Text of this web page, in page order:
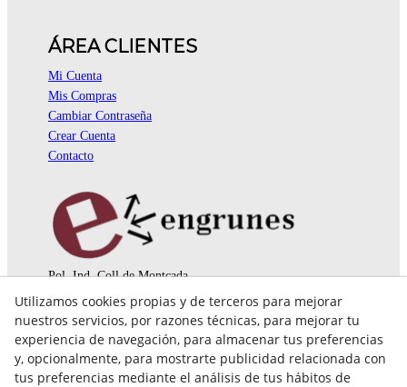
ÁREA CLIENTES
Mi Cuenta
Mis Compras
Cambiar Contraseña
Crear Cuenta
Contacto
Pol. Ind. Coll de Montcada
08110 Montcada i Reixac (Barcelona)
935 829 999
engrunes@engrunes.org
Utilizamos cookies propias y de terceros para mejorar
nuestros servicios, por razones técnicas, para mejorar tu
experiencia de navegación, para almacenar tus preferencias
y, opcionalmente, para mostrarte publicidad relacionada con
tus preferencias mediante el análisis de tus hábitos de